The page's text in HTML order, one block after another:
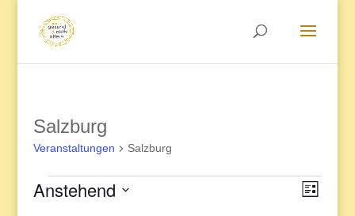
Salzburg
Veranstaltungen Salzburg
Veranstaltungen Liste
Anstehend